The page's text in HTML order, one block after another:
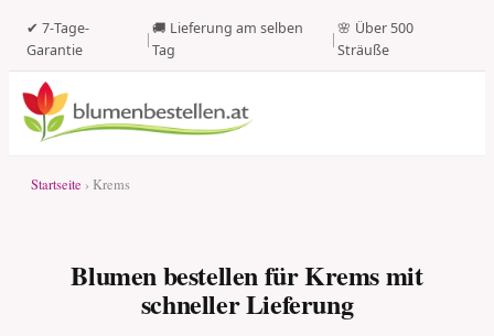
✔ 7-Tage-
Garantie
|
🚚 Lieferung am selben
Tag
|
🌸 Über 500
Sträuße
Startseite › Krems
Blumen bestellen für Krems mit
schneller Lieferung